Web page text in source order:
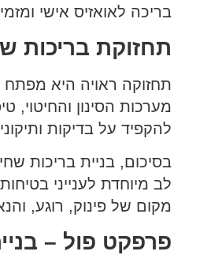
בריכה לאואזיס אישי
תחזוקת בריכות
תחזוקה ראויה היא מפתח
מערכות הסינון
להקפיד על בדיקות
בסיכום, בניית בריכות
לב מיוחדת לענייני
מקום של פינוק, רוגע,
פרפקט פול –